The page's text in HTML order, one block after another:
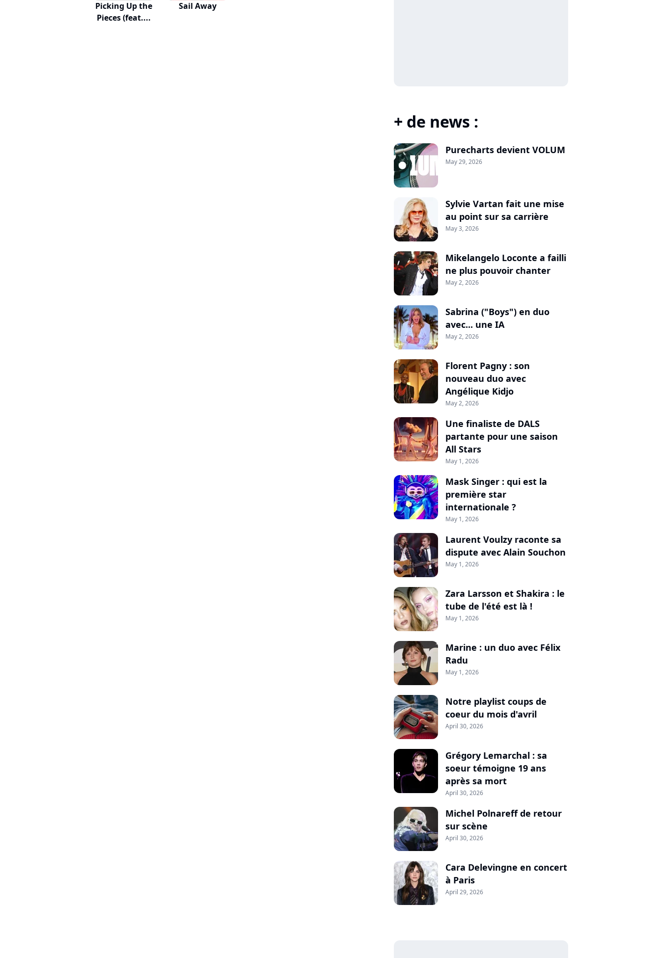
Picking Up the
Pieces (feat....
Sail Away
+ de news :
Purecharts devient VOLUM
May 29, 2026
Sylvie Vartan fait une mise
au point sur sa carrière
May 3, 2026
Mikelangelo Loconte a failli
ne plus pouvoir chanter
May 2, 2026
Sabrina ("Boys") en duo
avec... une IA
May 2, 2026
Florent Pagny : son
nouveau duo avec
Angélique Kidjo
May 2, 2026
Une finaliste de DALS
partante pour une saison
All Stars
May 1, 2026
Mask Singer : qui est la
première star
internationale ?
May 1, 2026
Laurent Voulzy raconte sa
dispute avec Alain Souchon
May 1, 2026
Zara Larsson et Shakira : le
tube de l'été est là !
May 1, 2026
Marine : un duo avec Félix
Radu
May 1, 2026
Notre playlist coups de
coeur du mois d'avril
April 30, 2026
Grégory Lemarchal : sa
soeur témoigne 19 ans
après sa mort
April 30, 2026
Michel Polnareff de retour
sur scène
April 30, 2026
Cara Delevingne en concert
à Paris
April 29, 2026